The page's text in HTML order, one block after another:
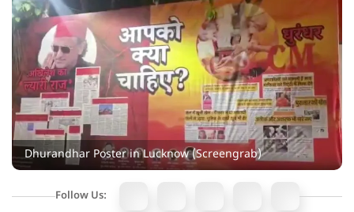
Dhurandhar Poster in Lucknow (Screengrab)
Follow Us: